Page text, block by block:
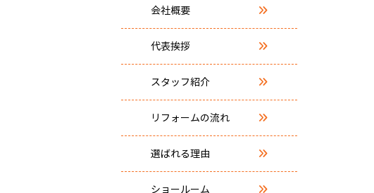
会社概要
代表挨拶
スタッフ紹介
リフォームの流れ
選ばれる理由
ショールーム